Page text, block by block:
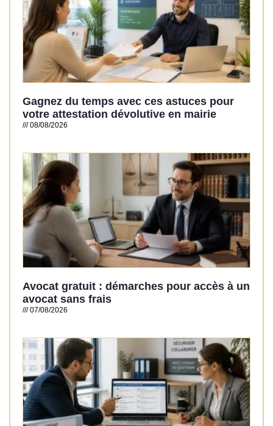
Gagnez du temps avec ces astuces pour
votre attestation dévolutive en mairie
08/08/2026
Avocat gratuit : démarches pour accès à un
avocat sans frais
07/08/2026